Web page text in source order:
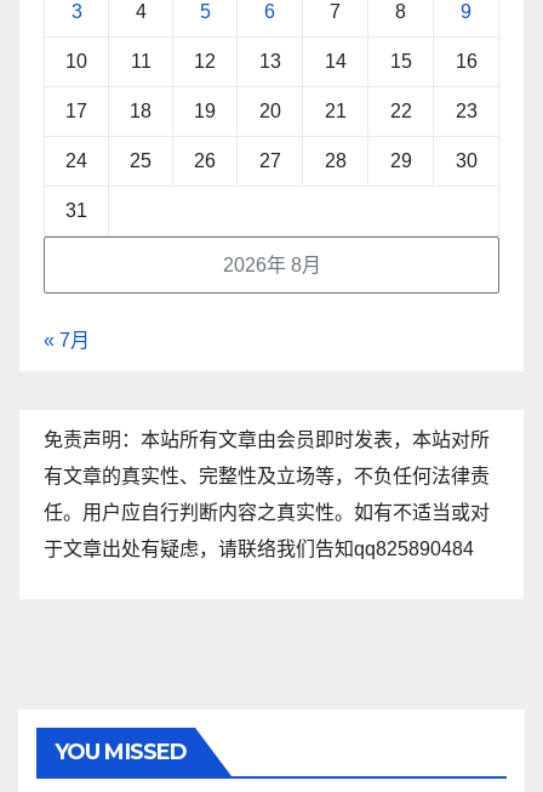
2026年 8月
3 4 5 6 7 8 9
10 11 12 13 14 15 16
17 18 19 20 21 22 23
24 25 26 27 28 29 30
31
« 7月
免责声明：本站所有文章由会员即时发表，本站对所
有文章的真实性、完整性及立场等，不负任何法律责
任。用户应自行判断内容之真实性。如有不适当或对
于文章出处有疑虑，请联络我们告知qq825890484
YOU MISSED